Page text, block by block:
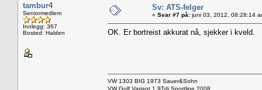
tambur4
Seniormedlem
Innlegg: 367
Bosted: Halden
Sv: ATS-felger
« Svar #7 på: juni 03, 2012, 08:28:14
OK. Er bortreist akkurat nå, sjekker i kveld.
VW 1303 BIG 1973 Sauer&Sohn
VW Golf Variant 1,9Tdi Sportline 2008